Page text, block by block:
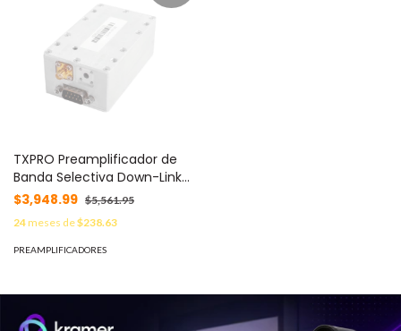
TXPRO Preamplificador de
Banda Selectiva Down-Link
para 1900 MHz. MOD: BSA-
$3,948.99 $5,561.95
24meses de$238.63
PREAMPLIFICADORES